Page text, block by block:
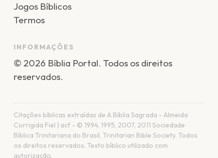
Jogos Bíblicos
Termos
INFORMAÇÕES
© 2026 Bíblia Portal. Todos os direitos
reservados.
Citações bíblicas extraídas de A Bíblia Sagrada - Almeida
Corrigida Fiel | acf - © 1994, 1995, 2007, 2011 Sociedade
Bíblica Trinitariana do Brasil, Trinitarian Bible Society. Todos
os direitos reservados. Texto bíblico utilizado com
autorização.